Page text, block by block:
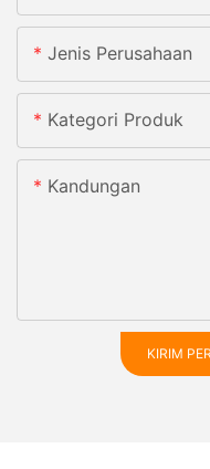
Jenis Perusahaan
Kategori Produk
Kandungan
KIRIM